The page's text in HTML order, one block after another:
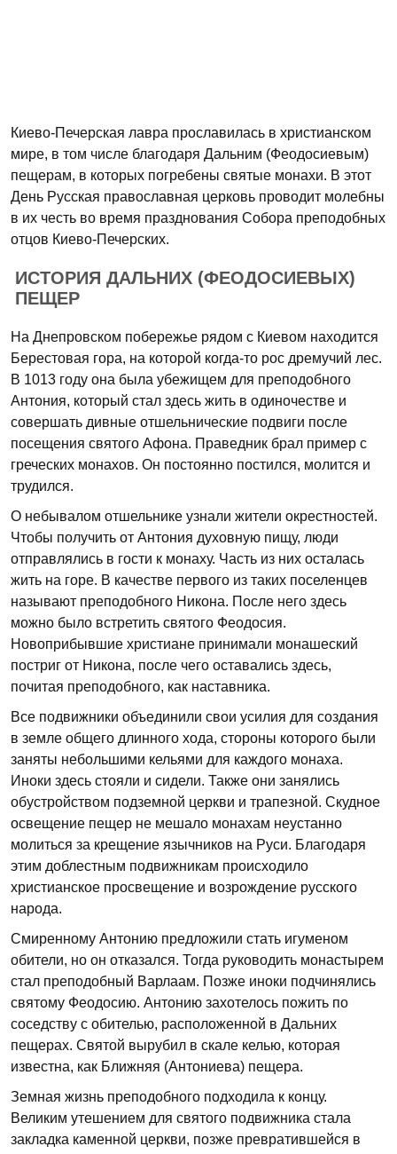
Киево-Печерская лавра прославилась в христианском
мире, в том числе благодаря Дальним (Феодосиевым)
пещерам, в которых погребены святые монахи. В этот
День Русская православная церковь проводит молебны
в их честь во время празднования Собора преподобных
отцов Киево-Печерских.
ИСТОРИЯ ДАЛЬНИХ (ФЕОДОСИЕВЫХ)
ПЕЩЕР
На Днепровском побережье рядом с Киевом находится
Берестовая гора, на которой когда-то рос дремучий лес.
В 1013 году она была убежищем для преподобного
Антония, который стал здесь жить в одиночестве и
совершать дивные отшельнические подвиги после
посещения святого Афона. Праведник брал пример с
греческих монахов. Он постоянно постился, молится и
трудился.
О небывалом отшельнике узнали жители окрестностей.
Чтобы получить от Антония духовную пищу, люди
отправлялись в гости к монаху. Часть из них осталась
жить на горе. В качестве первого из таких поселенцев
называют преподобного Никона. После него здесь
можно было встретить святого Феодосия.
Новоприбывшие христиане принимали монашеский
постриг от Никона, после чего оставались здесь,
почитая преподобного, как наставника.
Все подвижники объединили свои усилия для создания
в земле общего длинного хода, стороны которого были
заняты небольшими кельями для каждого монаха.
Иноки здесь стояли и сидели. Также они занялись
обустройством подземной церкви и трапезной. Скудное
освещение пещер не мешало монахам неустанно
молиться за крещение язычников на Руси. Благодаря
этим доблестным подвижникам происходило
христианское просвещение и возрождение русского
народа.
Смиренному Антонию предложили стать игуменом
обители, но он отказался. Тогда руководить монастырем
стал преподобный Варлаам. Позже иноки подчинялись
святому Феодосию. Антонию захотелось пожить по
соседству с обителью, расположенной в Дальних
пещерах. Святой вырубил в скале келью, которая
известна, как Ближняя (Антониева) пещера.
Земная жизнь преподобного подходила к концу.
Великим утешением для святого подвижника стала
закладка каменной церкви, позже превратившейся в